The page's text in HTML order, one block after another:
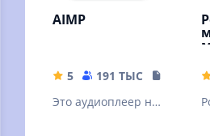
AIMP
5 191 ТЫС
19.34
Это аудиоплеер на